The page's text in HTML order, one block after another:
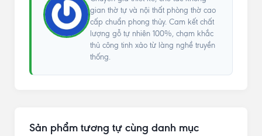
gian thờ tự và nội thất phòng thờ cao
cấp chuẩn phong thủy. Cam kết chất
lượng gỗ tự nhiên 100%, chạm khắc
thủ công tinh xảo từ làng nghề truyền
thống.
Sản phẩm tương tự cùng danh mục